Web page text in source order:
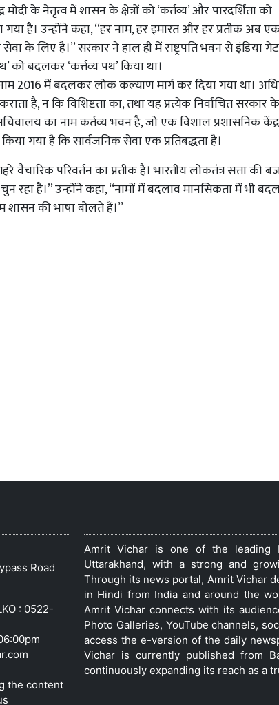
मोदी के नेतृत्व में शासन के क्षेत्रों को ‘कर्तव्य’ और पारदर्शिता को
है। उन्होंने कहा, ‘‘हर नाम, हर इमारत और हर प्रतीक अब
के लिए है।’’ सरकार ने हाल ही में राष्ट्रपति भवन से इंडिया
को बदलकर ‘कर्त्तव्य पथ’ किया था।
2016 में बदलकर लोक कल्याण मार्ग कर दिया गया था।
है, न कि विशिष्टता का, तथा यह प्रत्येक निर्वाचित सरकार
का नाम कर्तव्य भवन है, जो एक विशाल प्रशासनिक
गया है कि सार्वजनिक सेवा एक प्रतिबद्धता है।
वैचारिक परिवर्तन का प्रतीक हैं। भारतीय लोकतंत्र सत्ता की
है।’’ उन्होंने कहा, ‘‘नामों में बदलाव मानसिकता में भी
की भाषा बोलते हैं।’’
Road
: 0522-
the content
Amrit Vichar is one of the leading
Uttarakhand, with a strong and
Through its news portal, Amrit Vichar
in Hindi from India and around the
Amrit Vichar connects with its
Photo Galleries, YouTube channels,
access the e-version of the daily
Vichar is currently published from
continuously expanding its reach as a